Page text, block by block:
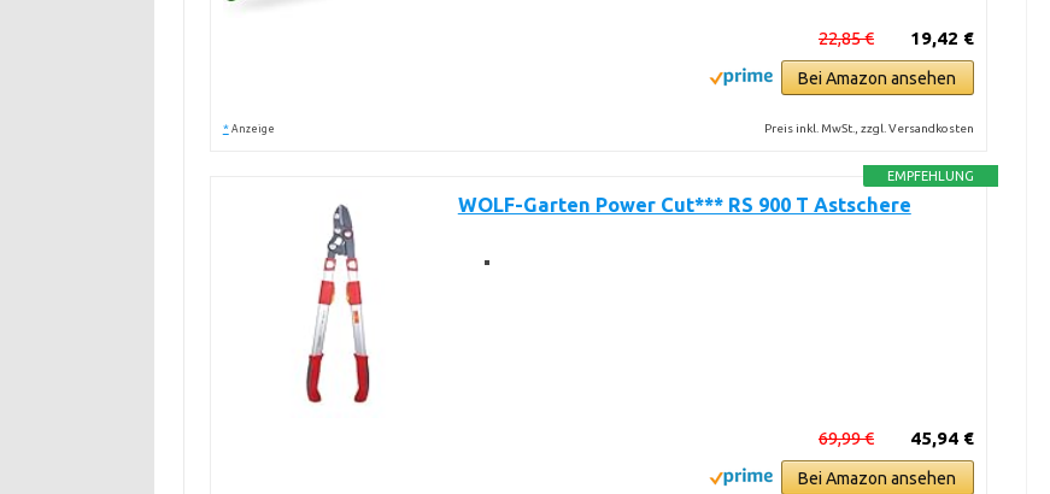
19,42 €
22,85 €
Bei Amazon ansehen
* Anzeige Preis inkl. MwSt., zzgl. Versandkosten
EMPFEHLUNG
WOLF-Garten Power Cut*** RS 900 T Astschere
45,94 €
69,99 €
Bei Amazon ansehen